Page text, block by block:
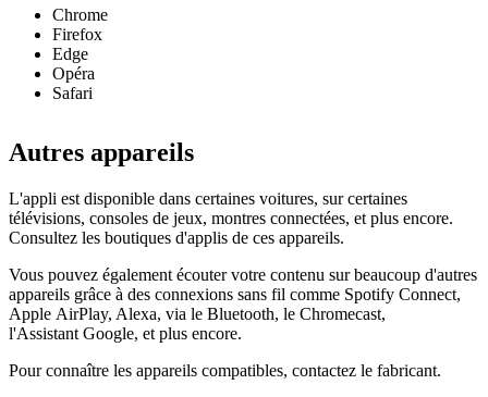
Chrome
Firefox
Edge
Opéra
Safari
Autres appareils
L'appli est disponible dans certaines voitures, sur certaines
télévisions, consoles de jeux, montres connectées, et plus encore.
Consultez les boutiques d'applis de ces appareils.
Vous pouvez également écouter votre contenu sur beaucoup d'autres
appareils grâce à des connexions sans fil comme Spotify Connect,
Apple AirPlay, Alexa, via le Bluetooth, le Chromecast,
l'Assistant Google, et plus encore.
Pour connaître les appareils compatibles, contactez le fabricant.